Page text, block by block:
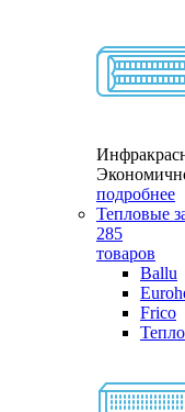
подробнее
Тепловые
285
товаров
Ballu
Frico